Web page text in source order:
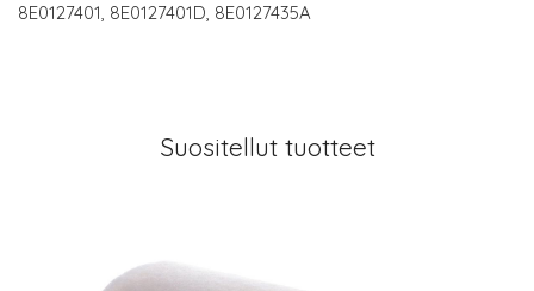
8E0127401, 8E0127401D, 8E0127435A
Suositellut tuotteet